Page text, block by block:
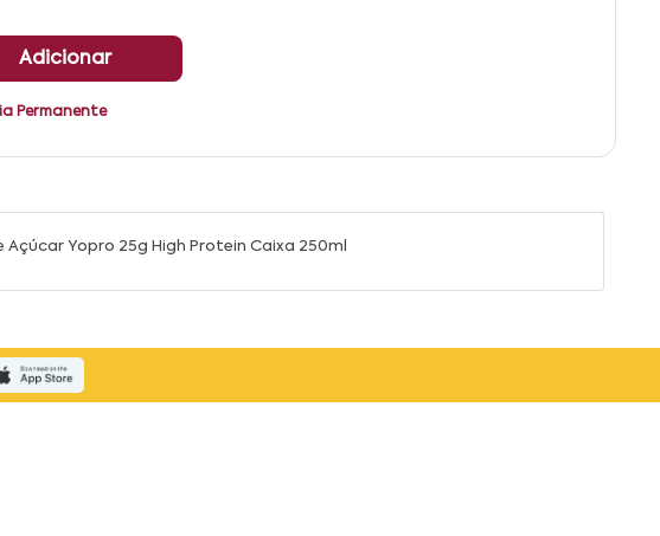
Adicionar
Permanente
Yopro 25g High Protein Caixa 250ml